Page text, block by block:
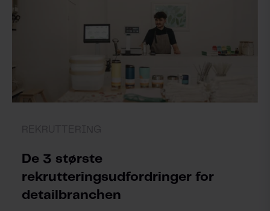
De 3 største
rekrutteringsudfordringer for
detailbranchen